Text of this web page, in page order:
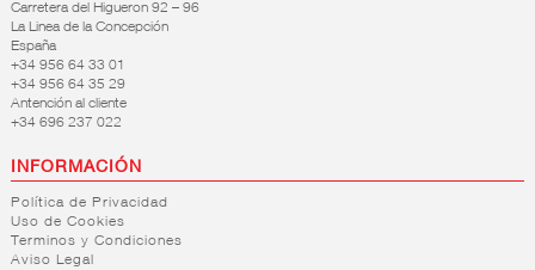
Carretera del Higueron 92 – 96
La Linea de la Concepción
España
+34 956 64 33 01
+34 956 64 35 29
Antención al cliente
+34 696 237 022
INFORMACIÓN
Política de Privacidad
Uso de Cookies
Terminos y Condiciones
Aviso Legal